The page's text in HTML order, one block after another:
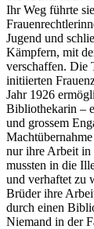
Ihr Weg führte
Jugend und
Kämpfern, mit
verschaffen. Die
initiierten
Jahr 1926
Bibliothekarin –
und grossem
nur ihre Arbeit
mussten in die
und verhaftet zu
Brüder ihre
durch einen
Niemand in der